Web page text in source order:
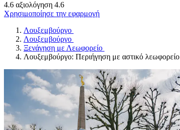
4.6 αξιολόγηση 4.6
Χρησιμοποίησε την εφαρμογή
Λουξεμβούργο
Λουξεμβούργο
Ξενάγηση με Λεωφορείο
Λουξεμβούργο: Περιήγηση με αστικό λεωφορείο